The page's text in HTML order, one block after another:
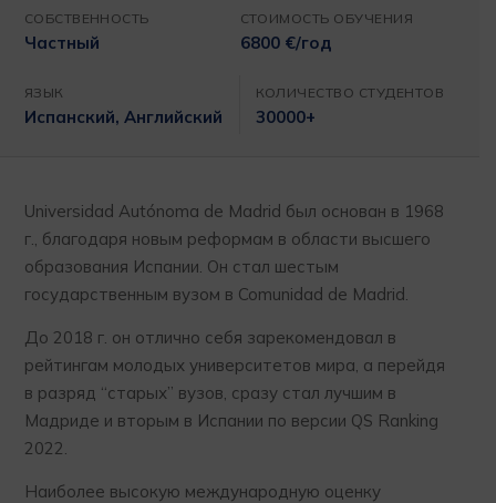
СОБСТВЕННОСТЬ
Частный
СТОИМОСТЬ ОБУЧЕНИЯ
6800 €/год
ЯЗЫК
Испанский, Английский
КОЛИЧЕСТВО СТУДЕНТОВ
30000+
Universidad Autónoma de Madrid был основан в 1968
г., благодаря новым реформам в области высшего
образования Испании. Он стал шестым
государственным вузом в Comunidad de Madrid.
До 2018 г. он отлично себя зарекомендовал в
рейтингам молодых университетов мира, а перейдя
в разряд “старых” вузов, сразу стал лучшим в
Мадриде и вторым в Испании по версии QS Ranking
2022.
Наиболее высокую международную оценку